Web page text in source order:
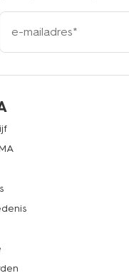
e-
mailadres